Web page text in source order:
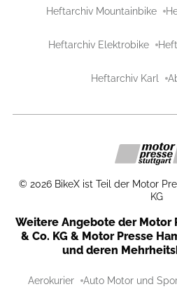
Heftarchiv Mountainbike
Heftarchiv Elektrobike
Heftarchiv Karl
© 2026 BikeX ist Teil der Motor
KG
Weitere Angebote der Motor
& Co. KG & Motor Presse
und deren
Aerokurier Auto Motor und